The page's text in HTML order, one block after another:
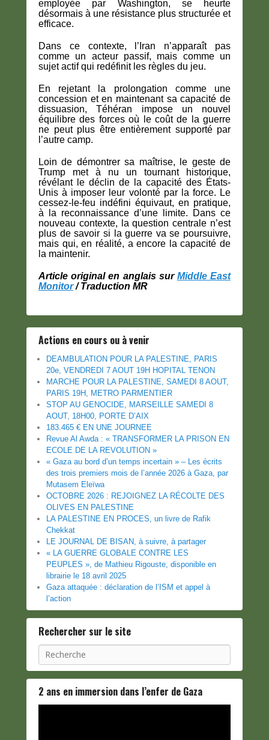
employée par Washington, se heurte
désormais à une résistance plus structurée et
efficace.
Dans ce contexte, l’Iran n’apparaît pas
comme un acteur passif, mais comme un
sujet actif qui redéfinit les règles du jeu.
En rejetant la prolongation comme une
concession et en maintenant sa capacité de
dissuasion, Téhéran impose un nouvel
équilibre des forces où le coût de la guerre
ne peut plus être entièrement supporté par
l’autre camp.
Loin de démontrer sa maîtrise, le geste de
Trump met à nu un tournant historique,
révélant le déclin de la capacité des États-
Unis à imposer leur volonté par la force. Le
cessez-le-feu indéfini équivaut, en pratique,
à la reconnaissance d’une limite. Dans ce
nouveau contexte, la question centrale n’est
plus de savoir si la guerre va se poursuivre,
mais qui, en réalité, a encore la capacité de
la maintenir.
Article original en anglais sur Middle East
Monitor/ Traduction MR
Actions en cours ou à venir
DEAMBULATION POUR LA PALESTINE, PARIS
20e, VENDREDI 7 AOUT 19H HOPITAL TENON
MARCHE POUR LA PALESTINE, SAMEDI 8 AOUT,
PARIS 19H, METRO PARMENTIER
STOP AU GENOCIDE, MARSEILLE SAMEDI 8
AOUT, 18H00, PORTE D’AIX
183.465 € EN UNE JOURNEE
Revue Al Awda : « TRANSFORMER LA PRISON EN
ECOLE DE LA REVOLUTION »
« Gaza au bord d’un temps incertain » – Les écrits
des trois premiers mois de l’année 2026 à Gaza, par
Mutasem Eleïwa
OCTOBRE 2026 : REJOIGNEZ LA RÉCOLTE DES
OLIVES EN PALESTINE
LA PALESTINE EN PROCES, un livre de Rafik
Chekkat
LE JOURNAL DE BISAN, à suivre, à partager
« LA GUERRE GLOBALE CONTRE LES
PEUPLES », de Mathieu Rigouste, disponible en
librairie le 18 avril 2025
Gaza attaquée : déclaration de l’ISM et appel à
l’action
Rechercher sur le site
Recherche
2 ans en immersion dans l’enfer de Gaza